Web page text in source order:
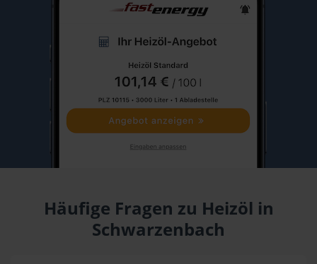
Häufige Fragen zu Heizöl in
Schwarzenbach